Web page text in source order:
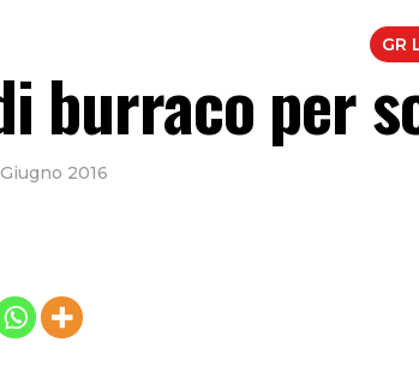
GR
burraco per
2016